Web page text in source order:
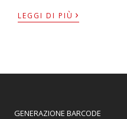
LEGGI DI PIÙ ›
GENERAZIONE BARCODE